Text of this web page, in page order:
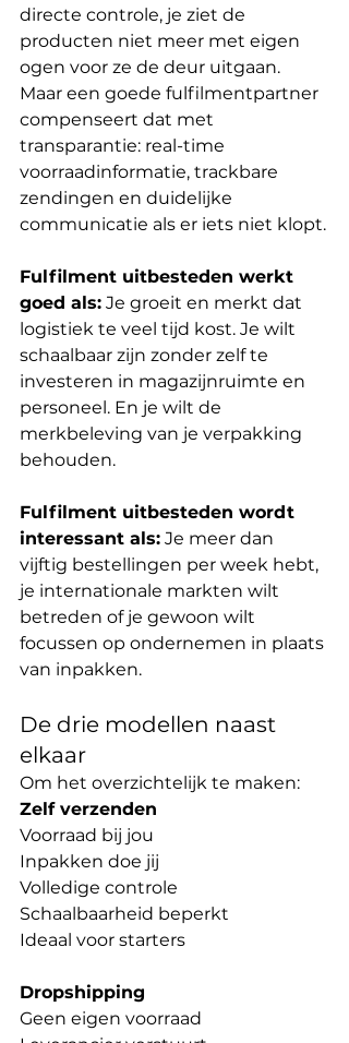
directe controle, je ziet de
producten niet meer met eigen
ogen voor ze de deur uitgaan.
Maar een goede fulfilmentpartner
compenseert dat met
transparantie: real-time
voorraadinformatie, trackbare
zendingen en duidelijke
communicatie als er iets niet klopt.
Fulfilment uitbesteden werkt
goed als: Je groeit en merkt dat
logistiek te veel tijd kost. Je wilt
schaalbaar zijn zonder zelf te
investeren in magazijnruimte en
personeel. En je wilt de
merkbeleving van je verpakking
behouden.
Fulfilment uitbesteden wordt
interessant als: Je meer dan
vijftig bestellingen per week hebt,
je internationale markten wilt
betreden of je gewoon wilt
focussen op ondernemen in plaats
van inpakken.
De drie modellen naast
elkaar
Om het overzichtelijk te maken:
Zelf verzenden
Voorraad bij jou
Inpakken doe jij
Volledige controle
Schaalbaarheid beperkt
Ideaal voor starters
Dropshipping
Geen eigen voorraad